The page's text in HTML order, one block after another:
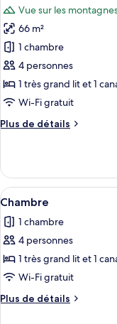
Luxury
Dome
10
les
photos
pour
ce
type
de
chambre :
Chambre
Vue sur les
66 m²
1 chambre
4 personnes
1 très grand lit et 1
Wi-Fi gratuit
Plus de détails
Plus
le
type
de
Chambre
Afficher
toutes
les
photos
pour
ce
type
de
9
Chambre
1 chambre
4 personnes
1 très grand lit et 1
Wi-Fi gratuit
Plus de détails
Plus